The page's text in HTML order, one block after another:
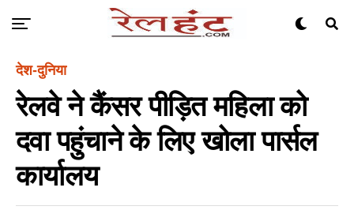
देश-दुनिया
रेलवे ने कैंसर पीड़ि‍त महिला को
दवा पहुंचाने के लिए खोला पार्सल
कार्यालय